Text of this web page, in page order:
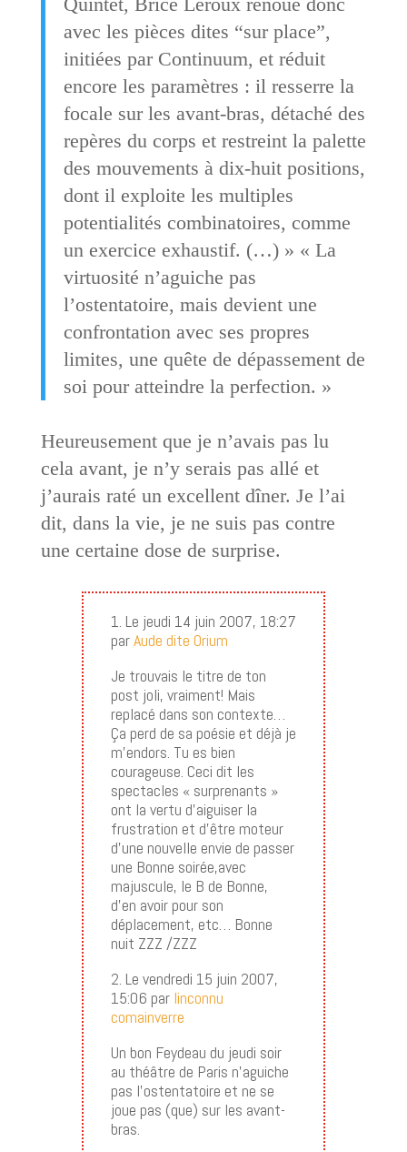
avec les pièces dites “sur place”,
initiées par Continuum, et réduit
encore les paramètres : il resserre la
focale sur les avant-bras, détaché des
repères du corps et restreint la palette
des mouvements à dix-huit positions,
dont il exploite les multiples
potentialités combinatoires, comme
un exercice exhaustif. (…) » « La
virtuosité n’aguiche pas
l’ostentatoire, mais devient une
confrontation avec ses propres
limites, une quête de dépassement de
soi pour atteindre la perfection. »
Heureusement que je n’avais pas lu
cela avant, je n’y serais pas allé et
j’aurais raté un excellent dîner. Je l’ai
dit, dans la vie, je ne suis pas contre
une certaine dose de surprise.
1. Le jeudi 14 juin 2007, 18:27
parAude dite Orium
Je trouvais le titre de ton
post joli, vraiment! Mais
replacé dans son contexte…
Ça perd de sa poésie et déjà je
m’endors. Tu es bien
courageuse. Ceci dit les
spectacles « surprenants »
ont la vertu d’aiguiser la
frustration et d’être moteur
d’une nouvelle envie de passer
une Bonne soirée,avec
majuscule, le B de Bonne,
d’en avoir pour son
déplacement, etc… Bonne
nuit ZZZ /ZZZ
2. Le vendredi 15 juin 2007,
15:06 par linconnu
comainverre
Un bon Feydeau du jeudi soir
au théâtre de Paris n’aguiche
pas l’ostentatoire et ne se
joue pas (que) sur les avant-
bras.